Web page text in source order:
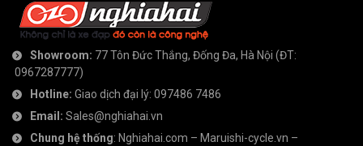
Showroom: 77 Tôn Đức Thắng, Đống Đa, Hà Nội (ĐT:
0967287777)
Hotline: Giao dịch đại lý: 097486 7486
Email: Sales@nghiahai.vn
Chung hệ thống: Nghiahai.com – Maruishi-cycle.vn –